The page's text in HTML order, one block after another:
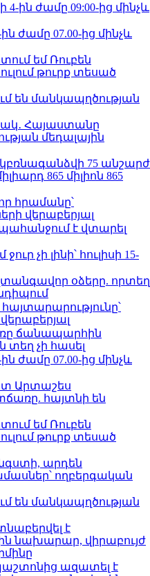
4-ին ժամը 09:00-ից մինչև
ին ժամը 07.00-ից մինչև
եմ Ռուբեն
թուրք տեսած
են մանկապղծության
Հայաստանը
մեդալային
75 անշարժ
865 միլիոն 865
հրամանը՝
վերաբերյալ
է վտարել
չի լինի՝ հուլիսի 15-
օձերը. որտեղ
ճանապարհին
տեղ չի հասել
ին ժամը 07.00-ից մինչև
Արտաշես
հայտնի են
եմ Ռուբեն
թուրք տեսած
արդեն
ողբերգական
են մանկապղծության
է
նախարար, վիրաբույժ
ազատել է